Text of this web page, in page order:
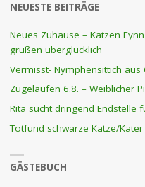
NEUESTE BEITRÄGE
Neues Zuhause – Katzen
grüßen überglücklich
Vermisst- Nymphensittich aus
Zugelaufen 6.8. – Weiblicher
Rita sucht dringend Endstelle
Totfund schwarze Katze/Kater
GÄSTEBUCH